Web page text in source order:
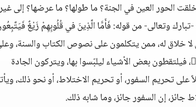
الحور العين في الجنة؟ ما طولها؟ ما عرضها؟ إلى
تبارك وتعالى- من قوله: فَأَمَّا الَّذِينَ في قُلُوبِهِمْ زَيْغٌ
خلاق له، ممن يتكلمون على نصوص الكتاب والسنة،
قواعد الشريعة، وعلى بعض ما نقل عن سلف هذه الأمة ، فيلتقطون بعض الأشياء ليلبّسوا بها، ويتركون الجادة
تحريم السفور، أو تحريم الاختلاط، أو نحو ذلك،
جائز، إن السفور جائز، وما شابه ذلك.